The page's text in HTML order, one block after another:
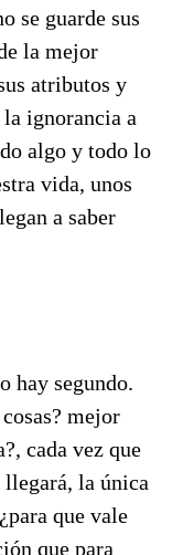
se guarde sus
la mejor
atributos y
ignorancia a
algo y todo lo
vida, unos
a saber
hay segundo.
mejor
cada vez que
la única
que vale
que para